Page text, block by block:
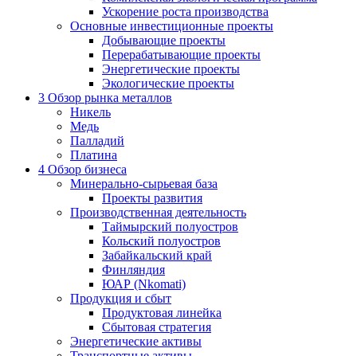
Ускорение роста производства
Основные инвестиционные проекты
Добывающие проекты
Перерабатывающие проекты
Энергетические проекты
Экологические проекты
3 Обзор рынка металлов
Никель
Медь
Палладий
Платина
4 Обзор бизнеса
Минерально-сырьевая база
Проекты развития
Производственная деятельность
Таймырский полуостров
Кольский полуостров
Забайкальский край
Финляндия
ЮАР (Nkomati)
Продукция и сбыт
Продуктовая линейка
Сбытовая стратегия
Энергетические активы